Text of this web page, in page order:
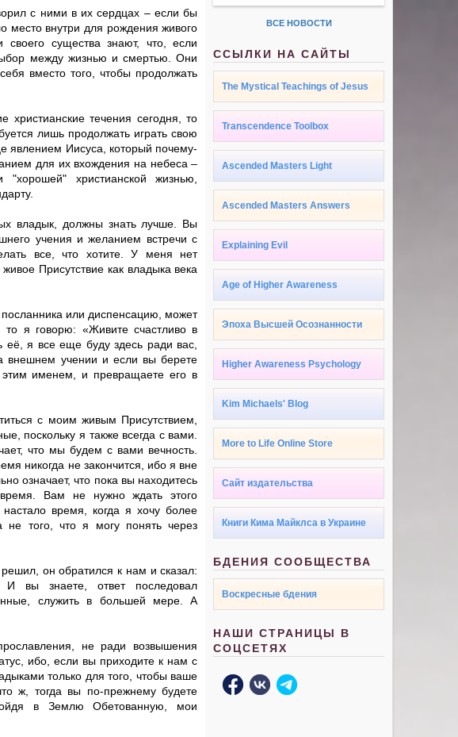
с ними в их сердцах – если бы
место внутри для рождения живого
существа знают, что, если
между жизнью и смертью. Они
вместо того, чтобы продолжать
течения сегодня, то
лишь продолжать играть свою
явлением Иисуса, который почему-
для их вхождения на небеса –
христианской жизнью,
владык, должны знать лучше. Вы
учения и желанием встречи с
все, что хотите. У меня нет
Присутствие как владыка века
или диспенсацию, может
то я говорю: «Живите счастливо в
её, я все еще буду здесь ради вас,
внешнем учении и если вы берете
именем, и превращаете его в
с моим живым Присутствием,
поскольку я также всегда с вами.
что мы будем с вами вечность.
никогда не закончится, ибо я вне
означает, что пока вы находитесь
Вам не нужно ждать этого
время, когда я хочу более
того, что я могу понять через
он обратился к нам и сказал:
вы знаете, ответ последовал
служить в большей мере. А
не ради возвышения
ибо, если вы приходите к нам с
только для того, чтобы ваше
ж, тогда вы по-прежнему будете
в Землю Обетованную, мои
ВСЕ НОВОСТИ
ССЫЛКИ НА САЙТЫ
The Mystical Teachings of Jesus
Transcendence Toolbox
Ascended Masters Light
Ascended Masters Answers
Explaining Evil
Age of Higher Awareness
Эпоха Высшей Осознанности
Higher Awareness Psychology
Kim Michaels' Blog
More to Life Online Store
Сайт издательства
Книги Кима Майклса в Украине
БДЕНИЯ СООБЩЕСТВА
Воскресные бдения
НАШИ СТРАНИЦЫ В
СОЦСЕТЯХ